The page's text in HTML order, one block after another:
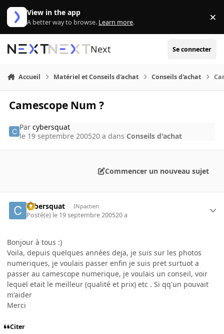
Aller au contenu
View in the app
A better way to browse. Learn more. ×
Next Se connecter
Accueil Matériel et Conseils d'achat Conseils d'achat
Camescope Num ?
Parcybersquat
le 19 septembre 200520 a dans Conseils d'achat
Commencer un nouveau sujet
cybersquat INpactien
Posté(e) le 19 septembre 200520 a
Bonjour à tous :)
Voila, depuis quelques années deja, je suis sur les photos
numeriques, je voulais passer enfin je suis pret surtuot a
passer au camescope numerique, je voulais un conseil, voir
lequel etait le meilleur (qualité et prix) etc . Si qq'un pouvait
m'aider
Merci
Citer